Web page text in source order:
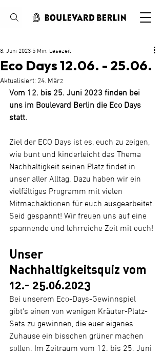
Suche
Eco Days 12.06. - 25.06.
8. Juni 2023 5 Min. Lesezeit
Aktualisiert: 24. März
Vom 12. bis 25. Juni 2023 finden bei
uns im Boulevard Berlin die Eco Days
statt.
Ziel der ECO Days ist es, euch zu zeigen,
wie bunt und kinderleicht das Thema
Nachhaltigkeit seinen Platz findet in
unser aller Alltag. Dazu haben wir ein
vielfältiges Programm mit vielen
Mitmachaktionen für euch ausgearbeitet.
Seid gespannt! Wir freuen uns auf eine
spannende und lehrreiche Zeit mit euch!
Unser
Nachhaltigkeitsquiz vom
12.- 25.06.2023
Bei unserem Eco-Days-Gewinnspiel
gibt's einen von wenigen Kräuter-Platz-
Sets zu gewinnen, die euer eigenes
Zuhause ein bisschen grüner machen
sollen. Im Zeitraum vom 12. bis 25. Juni